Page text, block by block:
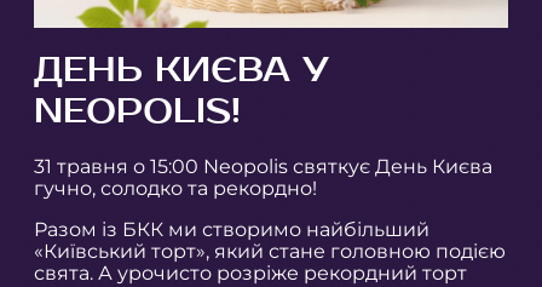
ДЕНЬ КИЄВА У
NEOPOLIS!
31 травня о 15:00 Neopolis святкує День Києва
гучно, солодко та рекордно!
Разом із БКК ми створимо найбільший
«Київський торт», який стане головною подією
свята. А урочисто розріже рекордний торт